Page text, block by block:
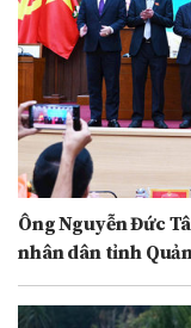
Ông Nguyễn Đức
nhân dân tỉnh